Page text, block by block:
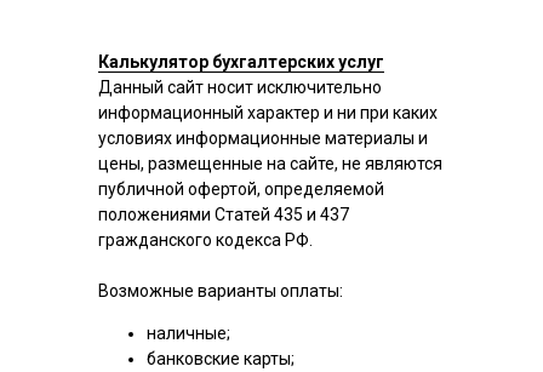
Калькулятор бухгалтерских услуг
Данный сайт носит исключительно
информационный характер и ни при каких
условиях информационные материалы и
цены, размещенные на сайте, не являются
публичной офертой, определяемой
положениями Статей 435 и 437
гражданского кодекса РФ.
Возможные варианты оплаты:
наличные;
банковские карты;